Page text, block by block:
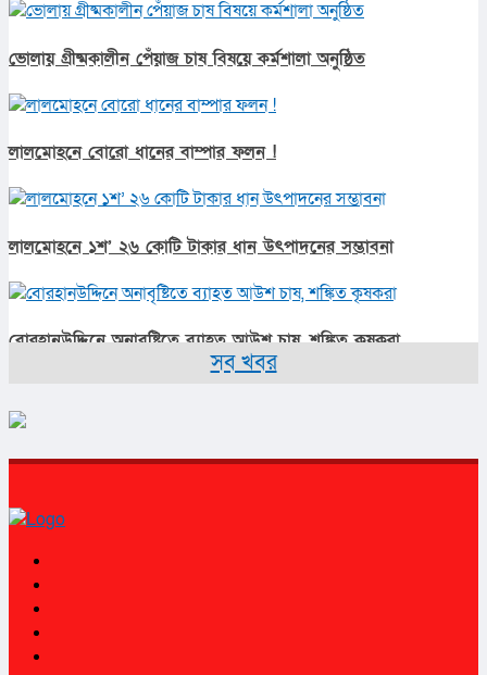
ভোলায় গ্রীষ্মকালীন পেঁয়াজ চাষ বিষয়ে কর্মশালা অনুষ্ঠিত
লালমোহনে বোরো ধানের বাম্পার ফলন !
লালমোহনে ১শ’ ২৬ কোটি টাকার ধান উৎপাদনের সম্ভাবনা
বোরহানউদ্দিনে অনাবৃষ্টিতে ব্যাহত আউশ চাষ, শঙ্কিত কৃষকরা
সব খবর